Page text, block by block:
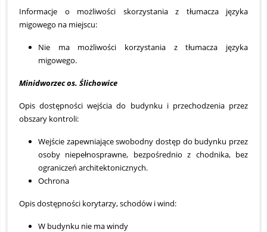
Informacje o możliwości skorzystania z tłumacza języka
migowego na miejscu:
Nie ma możliwości korzystania z tłumacza języka
migowego.
Minidworzec os. Ślichowice
Opis dostępności wejścia do budynku i przechodzenia przez
obszary kontroli:
Wejście zapewniające swobodny dostęp do budynku przez
osoby niepełnosprawne, bezpośrednio z chodnika, bez
ograniczeń architektonicznych.
Ochrona
Opis dostępności korytarzy, schodów i wind:
W budynku nie ma windy